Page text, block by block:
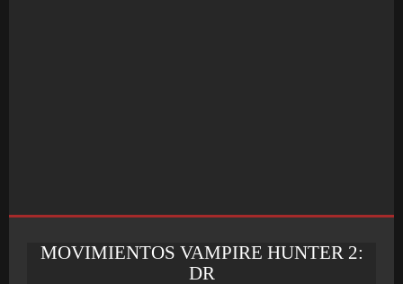
INICIO
MOVIMIENTOS VAMPIRE HUNTER 2:
DR